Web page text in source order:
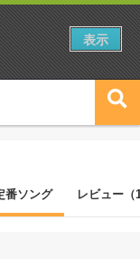
番ソング レビュー（
表示